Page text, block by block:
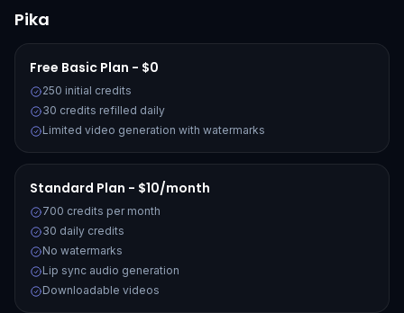
Pika
Free Basic Plan - $0
250 initial credits
30 credits refilled daily
Limited video generation with watermarks
Standard Plan - $10/month
700 credits per month
30 daily credits
No watermarks
Lip sync audio generation
Downloadable videos